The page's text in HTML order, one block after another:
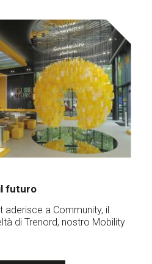
futuro
aderisce a Community, il
di Trenord, nostro Mobility